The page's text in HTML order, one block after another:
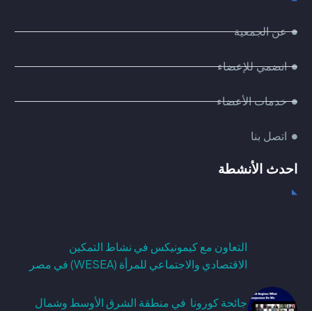
عن الجمعية
انضمي للإعضاء
خدمات الأعضاء
اتصل بنا
احدث الأنشطة
التعاون مع كيمونيكس في نشاط التمكين
الاقتصادي والاجتماعي للمرأة (WESEA) في مصر
جائحة كورونا في منطقة الشرق الأوسط وشمال